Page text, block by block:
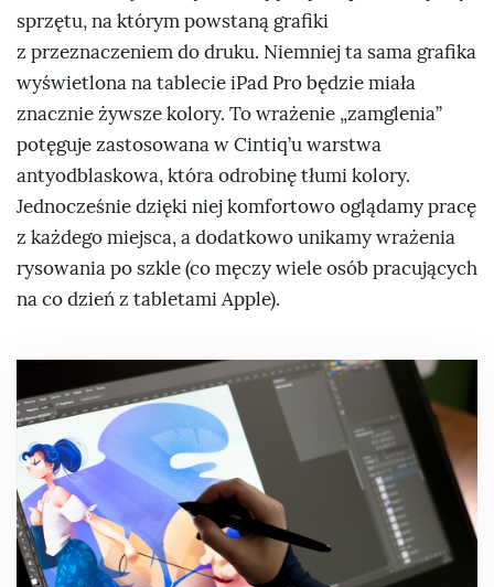
sprzętu, na którym powstaną grafiki
z przeznaczeniem do druku. Niemniej ta sama grafika
wyświetlona na tablecie iPad Pro będzie miała
znacznie żywsze kolory. To wrażenie „zamglenia”
potęguje zastosowana w Cintiq’u warstwa
antyodblaskowa, która odrobinę tłumi kolory.
Jednocześnie dzięki niej komfortowo oglądamy pracę
z każdego miejsca, a dodatkowo unikamy wrażenia
rysowania po szkle (co męczy wiele osób pracujących
na co dzień z tabletami Apple).